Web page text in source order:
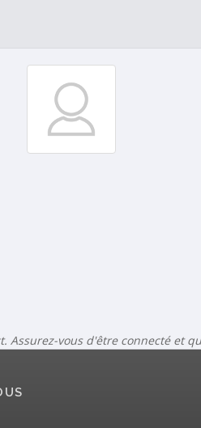
vous d'être connecté et